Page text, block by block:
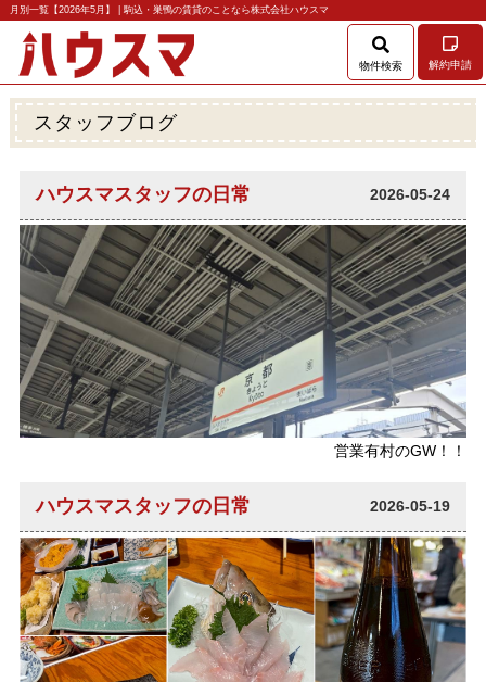
月別一覧【2026年5月】 | 駒込・巣鴨の賃貸のことなら株式会社ハウスマ
物件検索 解約申請
スタッフブログ
ハウスマスタッフの日常 2026-05-24
営業有村のGW！！
ハウスマスタッフの日常 2026-05-19